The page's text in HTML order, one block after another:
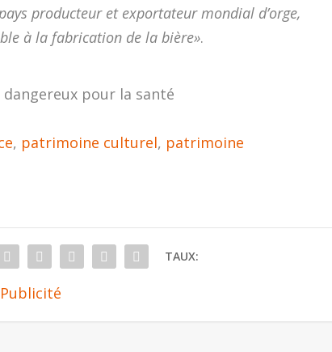
producteur et exportateur mondial d’orge,
à la fabrication de la bière».
dangereux pour la santé
, patrimoine culturel, patrimoine
TAUX: